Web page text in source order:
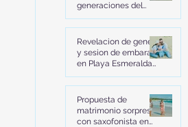
generaciones del
Club Med Miches en
Playa Esmeralda
Revelacion de genero
y sesion de embarazo
en Playa Esmeralda
Miches | Helena y
Brian
Propuesta de
matrimonio sorpresa
con saxofonista en